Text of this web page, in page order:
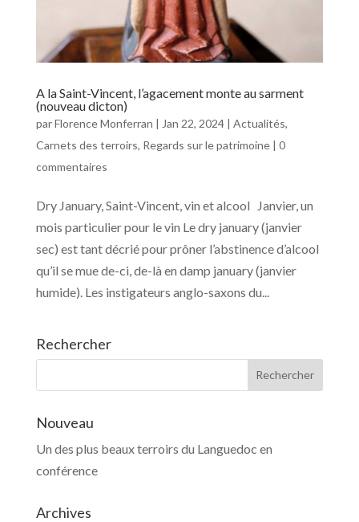
A la Saint-Vincent, l’agacement monte au sarment
(nouveau dicton)
parFlorence Monferran | Jan 22, 2024| Actualités,
Carnets des terroirs, Regards sur le patrimoine| 0
commentaires
Dry January, Saint-Vincent, vin et alcool Janvier, un
mois particulier pour le vin Le dry january (janvier
sec) est tant décrié pour prôner l’abstinence d’alcool
qu’il se mue de-ci, de-là en damp january (janvier
humide). Les instigateurs anglo-saxons du...
Rechercher
Nouveau
Un des plus beaux terroirs du Languedoc en
conférence
Archives